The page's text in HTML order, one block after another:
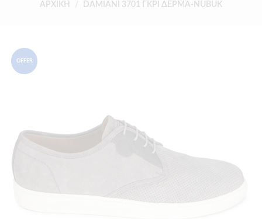
ΑΡΧΙΚΗ DAMIANI 3701 ΓΚΡΙ ΔΕΡΜΑ-NUBUK
OFFER